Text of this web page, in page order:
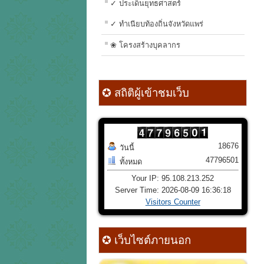
✓ ประเด็นยุทธศาสตร์
✓ ทำเนียบท้องถิ่นจังหวัดแพร่
❀ โครงสร้างบุคลากร
✪ สถิติผู้เข้าชมเว็บ
วันนี้
ทั้งหมด
18676
47796501
Your IP: 95.108.213.252
Server Time: 2026-08-09 16:36:18
Visitors Counter
✪ เว็บไซต์ภายนอก